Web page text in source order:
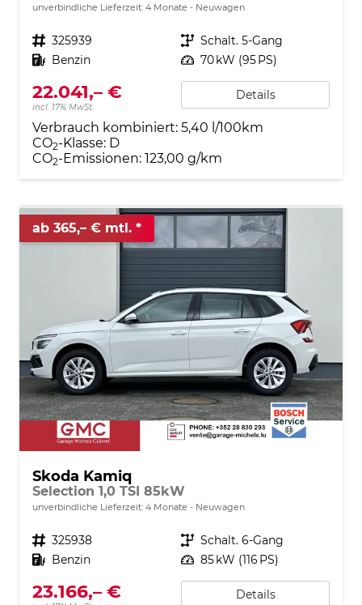
unverbindliche Lieferzeit: 4 Monate Neuwagen
Fahrzeugnr. 325939 Getriebe Schalt. 5-Gang
Kraftstoff Benzin Leistung 70 kW (95 PS)
22.041,– €
incl. 17% MwSt.
Details
Verbrauch kombiniert: 5,40 l/100km
CO2-Klasse: D
CO2-Emissionen: 123,00 g/km
ab 365,– € mtl.
Skoda Kamiq
Selection 1,0 TSI 85kW
unverbindliche Lieferzeit: 4 Monate Neuwagen
Fahrzeugnr. 325938 Getriebe Schalt. 6-Gang
Kraftstoff Benzin Leistung 85 kW (116 PS)
23.166,– € Details